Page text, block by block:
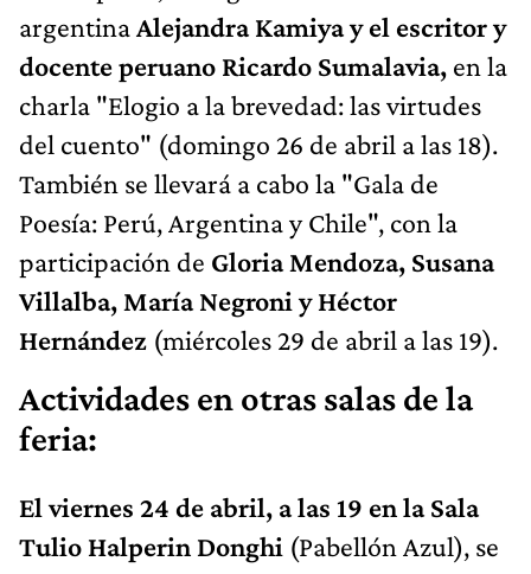
argentinaAlejandra Kamiya y el escritor y
docente peruano Ricardo Sumalavia, en la
charla "Elogio a la brevedad: las virtudes
del cuento" (domingo 26 de abril a las 18).
También se llevará a cabo la "Gala de
Poesía: Perú, Argentina y Chile", con la
participación de Gloria Mendoza, Susana
Villalba, María Negroni y Héctor
Hernández (miércoles 29 de abril a las 19).
Actividades en otras salas de la
feria:
El viernes 24 de abril, a las 19 en la Sala
Tulio Halperin Donghi (Pabellón Azul), se